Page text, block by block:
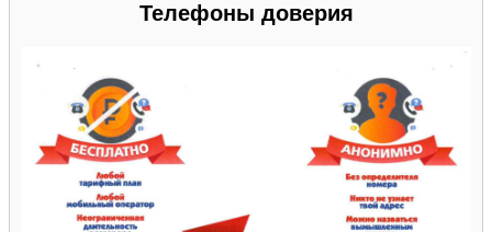
Телефоны доверия